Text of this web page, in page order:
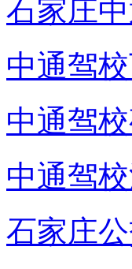
石家庄
中通驾
中通驾
中通驾
石家庄